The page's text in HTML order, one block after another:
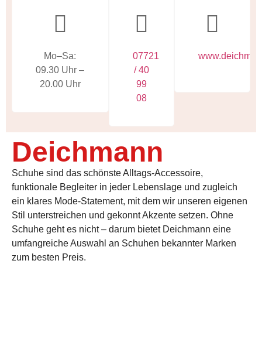
Mo–Sa:
09.30 Uhr –
20.00 Uhr
07721
/ 40
99
08
Deichmann
Schuhe sind das schönste Alltags-Accessoire,
funktionale Begleiter in jeder Lebenslage und zugleich
ein klares Mode-Statement, mit dem wir unseren eigenen
Stil unterstreichen und gekonnt Akzente setzen. Ohne
Schuhe geht es nicht – darum bietet Deichmann eine
umfangreiche Auswahl an Schuhen bekannter Marken
zum besten Preis.